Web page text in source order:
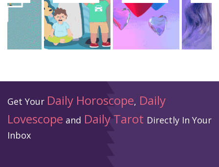
Get Your Daily Horoscope, Daily
Lovescope and Daily Tarot Directly In Your
Inbox